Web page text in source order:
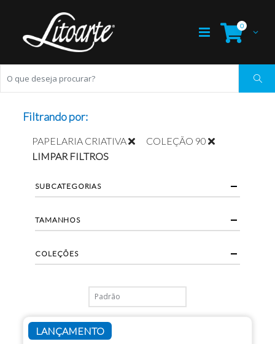
0
LANÇAMENTO
Filtrando por:
PAPELARIA CRIATIVA
COLEÇÃO 90
LIMPAR FILTROS
SUBCATEGORIAS
TAMANHOS
COLEÇÕES